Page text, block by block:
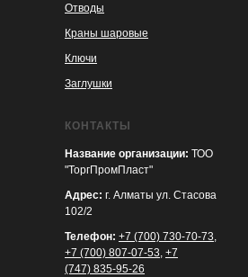
KASPI
SATU
WILDBERRIES
Отводы
Краны шаровые
Ключи
Заглушки
КОНТАКТЫ
Название организации: ТОО
"ТоргПромПласт"
Адрес: г. Алматы ул. Стасова
102/2
Телефон: +7 (700) 730-70-73
+7 (700) 807-07-53 +7
(747) 835-95-26